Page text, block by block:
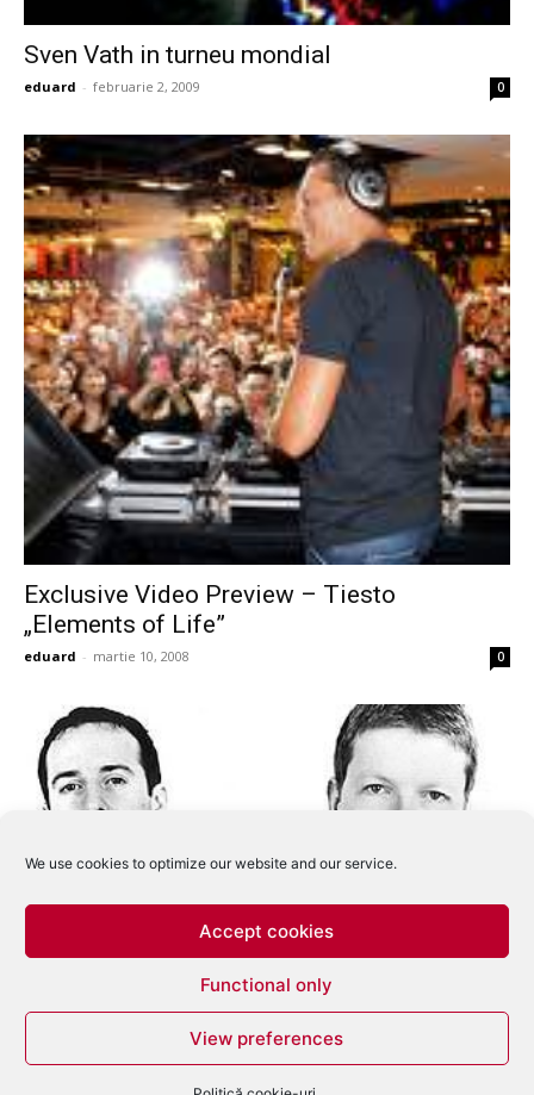
We use cookies to optimize our website and our service.
Accept cookies
Functional only
View preferences
Sven Vath in turneu mondial
eduard - februarie 2, 2009 0
Exclusive Video Preview – Tiesto
„Elements of Life”
eduard - martie 10, 2008 0
Sasha si Digweed impreuna in turneu dupa 6
ani
februarie 21, 2008